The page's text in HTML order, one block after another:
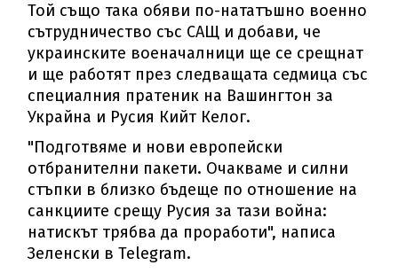
Той също така обяви по-нататъшно военно
сътрудничество със САЩ и добави, че
украинските военачалници ще се срещнат
и ще работят през следващата седмица със
специалния пратеник на Вашингтон за
Украйна и Русия Кийт Келог.
"Подготвяме и нови европейски
отбранителни пакети. Очакваме и силни
стъпки в близко бъдеще по отношение на
санкциите срещу Русия за тази война:
натискът трябва да проработи", написа
Зеленски в Telegram.